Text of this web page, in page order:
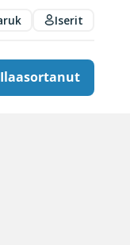
Iserit
Ilaasortanut